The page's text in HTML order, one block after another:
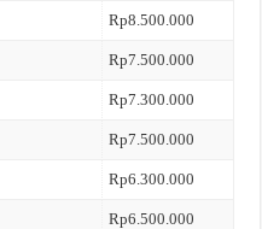
Rp8.500.000
Rp7.500.000
Rp7.300.000
Rp7.500.000
Rp6.300.000
Rp6.500.000